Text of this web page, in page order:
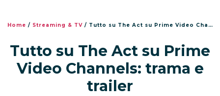
Home / Streaming & TV / Tutto su The Act su Prime Video Channels: trama e trailer
Tutto su The Act su Prime
Video Channels: trama e
trailer